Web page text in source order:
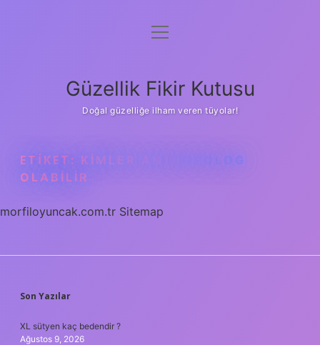
Anasayfa
Yasal Uyarı
menüyü
Güzellik Fikir Kutusu
Doğal güzelliğe ilham veren tüyolar!
ETIKET: KIMLER ANTROPOLOG
OLABILIR
morfiloyuncak.com.tr Sitemap
SIDEBAR
Son Yazılar
XL sütyen kaç bedendir ?
Ağustos 9, 2026